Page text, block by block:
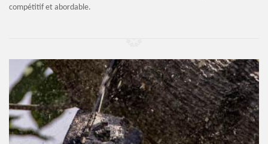
compétitif et abordable.